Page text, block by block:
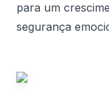
para um
segurança